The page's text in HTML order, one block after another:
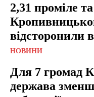
2,31 проміле
відсторонили
НОВИНИ
Для 7 громад
держава